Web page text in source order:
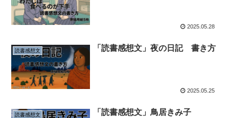
2025.05.28
読書感想文 「読書感想文」夜の日記 書き方
2025.05.25
読書感想文 「読書感想文」鳥居きみ子